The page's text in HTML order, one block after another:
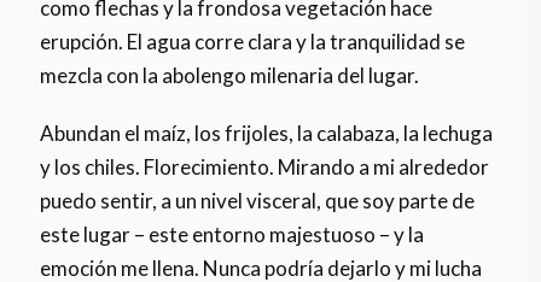
como flechas y la frondosa vegetación hace
erupción. El agua corre clara y la tranquilidad se
mezcla con la abolengo milenaria del lugar.
Abundan el maíz, los frijoles, la calabaza, la lechuga
y los chiles. Florecimiento. Mirando a mi alrededor
puedo sentir, a un nivel visceral, que soy parte de
este lugar – este entorno majestuoso – y la
emoción me llena. Nunca podría dejarlo y mi lucha